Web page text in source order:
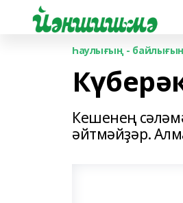
Һаулығың -
Кешенең
әйтмәйҙәр.